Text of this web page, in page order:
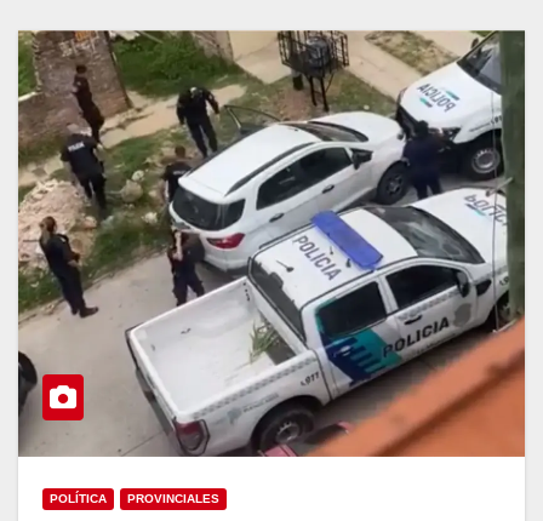
POLÍTICA PROVINCIALES